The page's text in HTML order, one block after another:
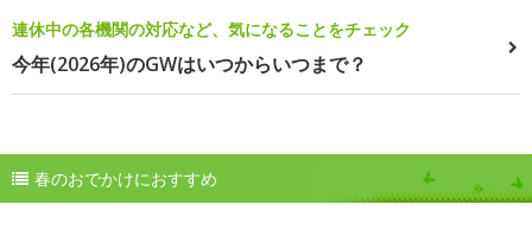
連休中の各機関の対応など、気になることをチェック
今年(2026年)のGWはいつからいつまで？
春のおでかけにおすすめ